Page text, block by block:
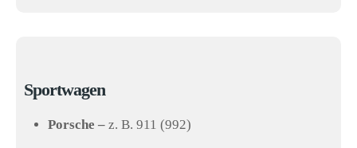
Sportwagen
Porsche – z. B. 911 (992)